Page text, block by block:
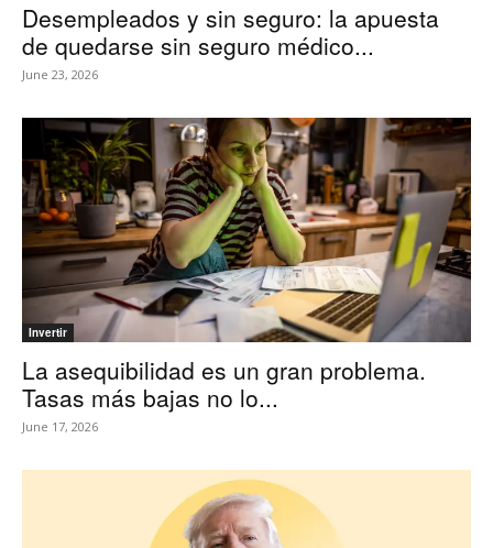
Desempleados y sin seguro: la apuesta
de quedarse sin seguro médico...
June 23, 2026
Invertir
La asequibilidad es un gran problema.
Tasas más bajas no lo...
June 17, 2026